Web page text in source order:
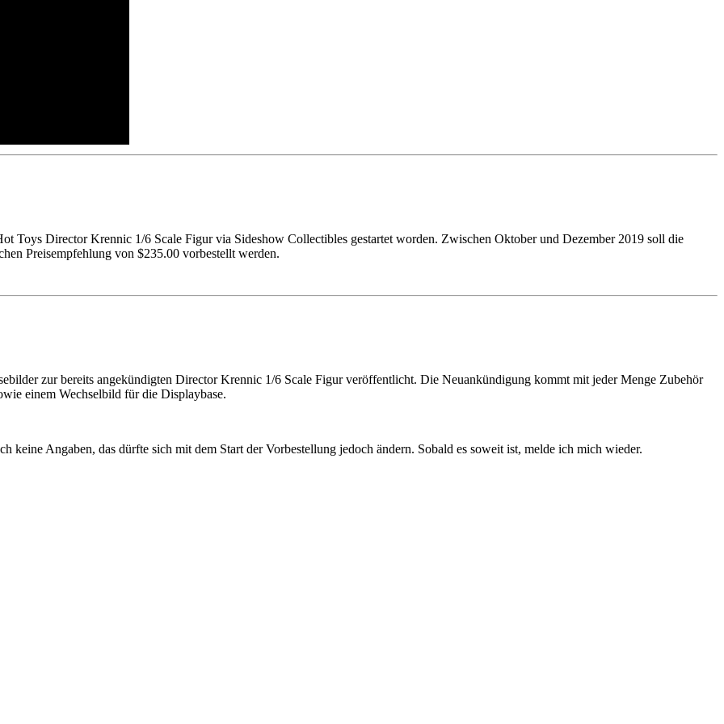
Toys Director Krennic 1/6 Scale Figur via Sideshow Collectibles gestartet worden. Zwischen Oktober und Dezember 2019 soll die
Preisempfehlung von $235.00 vorbestellt werden.
zur bereits angekündigten Director Krennic 1/6 Scale Figur veröffentlicht. Die Neuankündigung kommt mit jeder Menge Zubehör
einem Wechselbild für die Displaybase.
keine Angaben, das dürfte sich mit dem Start der Vorbestellung jedoch ändern. Sobald es soweit ist, melde ich mich wieder.